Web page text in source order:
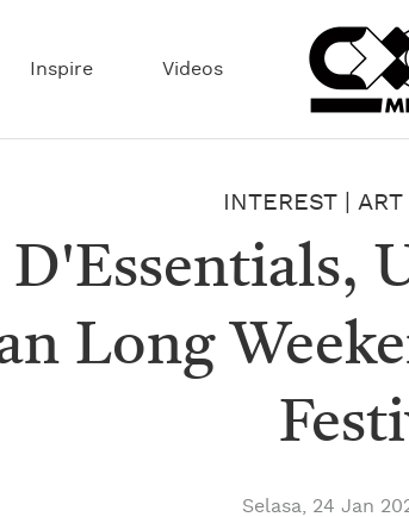
Inspire Videos
INTEREST| ART
Long
Selasa, 24 Jan